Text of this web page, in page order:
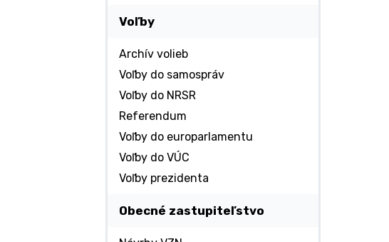
Voľby
Archív volieb
Voľby do samospráv
Voľby do NRSR
Referendum
Voľby do europarlamentu
Voľby do VÚC
Voľby prezidenta
Obecné zastupiteľstvo